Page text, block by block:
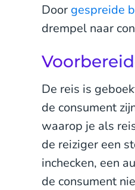
Door gespreide
drempel naar
De reis is
de consument
waarop je als
de reiziger een
inchecken, een
de consument